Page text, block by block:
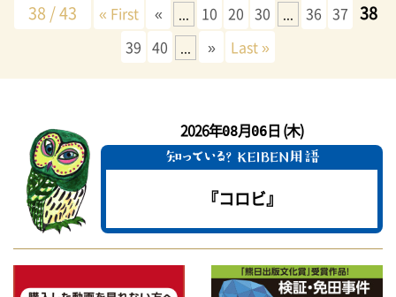
38 / 43 « First « ... 10 20 30 ... 36 37 38
39 40 ... » Last »
2026年08月06日 (木)
『コロビ』